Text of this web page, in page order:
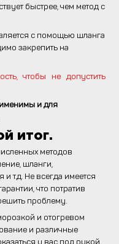
быстрее, чем метод с
с помощью шланга
закрепить на
чтобы не допустить
и для
итог.
методов
шланги,
т.д. Не всегда имеется
что потратив
проблему.
и отогревом
и различные
у вас под рукой.